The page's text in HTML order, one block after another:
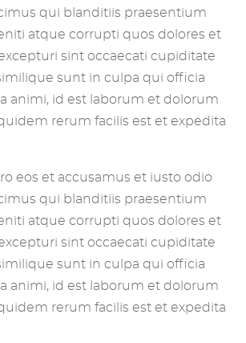
qui blanditiis praesentium
atque corrupti quos dolores et
sint occaecati cupiditate
sunt in culpa qui officia
animi, id est laborum et dolorum
rerum facilis est et expedita
eos et accusamus et iusto odio
qui blanditiis praesentium
atque corrupti quos dolores et
sint occaecati cupiditate
sunt in culpa qui officia
animi, id est laborum et dolorum
rerum facilis est et expedita